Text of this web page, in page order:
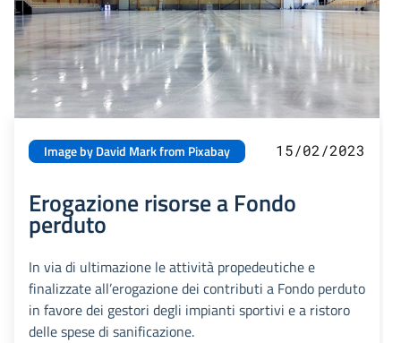
Image by David Mark from Pixabay 15/02/2023
Erogazione risorse a Fondo
perduto
In via di ultimazione le attività propedeutiche e
finalizzate all’erogazione dei contributi a Fondo perduto
in favore dei gestori degli impianti sportivi e a ristoro
delle spese di sanificazione.